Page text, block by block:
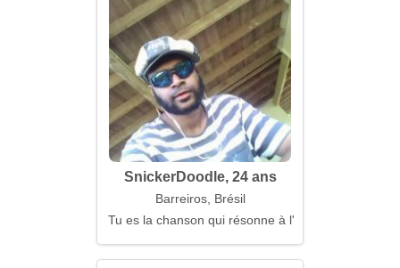
SnickerDoodle, 24 ans
Barreiros, Brésil
Tu es la chanson qui résonne à l'intérieur